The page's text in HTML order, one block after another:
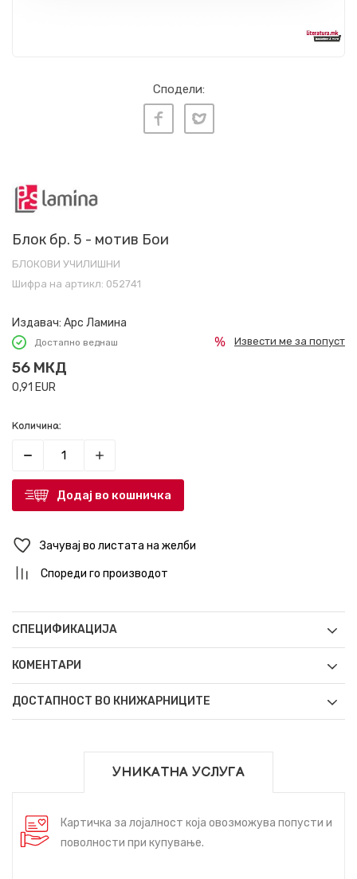
Сподели:
Блок бр. 5 - мотив Бои
БЛОКОВИ УЧИЛИШНИ
Шифра на артикл: 052741
Издавач: Арс Ламина
Достапно веднаш
56 МКД
0,91 EUR
Извести ме за попуст
Количина:
Додај во кошничка
Зачувај во листата на желби
Спореди го производот
СПЕЦИФИКАЦИЈА
КОМЕНТАРИ
ДОСТАПНОСТ ВО КНИЖАРНИЦИТЕ
УНИКАТНА УСЛУГА
Картичка за лојалност која овозможува попусти и
поволности при купување.